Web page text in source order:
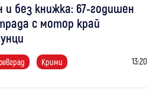
и без книжка: 67-годишен
с мотор край
Крими 13:20